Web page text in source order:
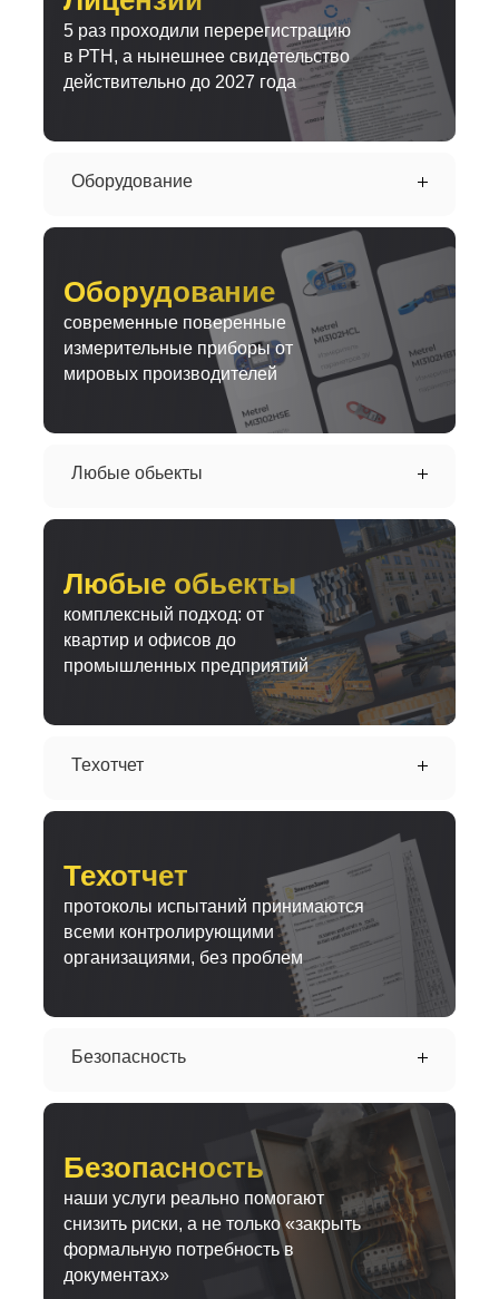
5 раз проходили перерегистрацию
в РТН, а нынешнее свидетельство
действительно до 2027 года
Оборудование
Оборудование
современные поверенные
измерительные приборы от
мировых производителей
Любые обьекты
Любые обьекты
комплексный подход: от
квартир и офисов до
промышленных предприятий
Техотчет
Техотчет
протоколы испытаний принимаются
всеми контролирующими
организациями, без проблем
Безопасность
Безопасность
наши услуги реально помогают
снизить риски, а не только «закрыть
формальную потребность в
документах»